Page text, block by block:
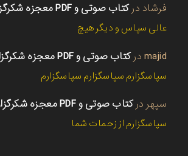
فرشاد درکتاب صوتی و PDF معجزه شکرگزاری از راندا برن
عالی سپاس و دیگر هیچ
majid درکتاب صوتی و PDF معجزه شکرگزاری از راندا برن
سپاسگزارم سپاسگزارم سپاسگزارم
سپهر درکتاب صوتی و PDF معجزه شکرگزاری از راندا برن
سپاسگزارم از زحمات شما